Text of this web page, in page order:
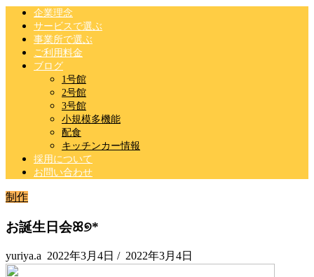
企業理念
サービスで選ぶ
事業所で選ぶ
ご利用料金
ブログ
1号館
2号館
3号館
小規模多機能
配食
キッチンカー情報
採用について
お問い合わせ
制作
お誕生日会ꕤ୭*
yuriya.a 2022年3月4日 / 2022年3月4日